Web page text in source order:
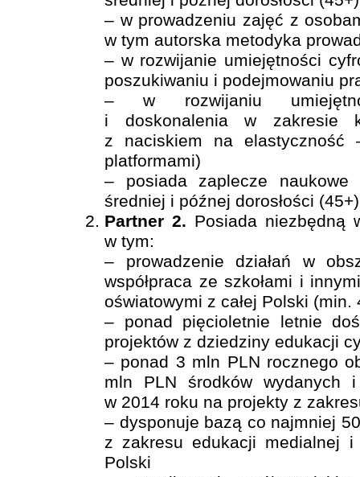
– w prowadzeniu zajęć z
w tym autorska metodyka
– w rozwijanie umiejętności
poszukiwaniu i podejmowaniu
– w rozwijaniu
i doskonalenia w zakresie
z naciskiem na elastyczność
platformami)
– posiada zaplecze
średniej i późnej dorosłości (45+)
Partner 2. Posiada niezbędną
w tym:
– prowadzenie działań w
współpraca ze szkołami i
oświatowymi z całej Polski
– ponad pięcioletnie letnie
projektów z dziedziny edukacji
– ponad 3 mln PLN rocznego
mln PLN środków wydanych
w 2014 roku na projekty z
– dysponuje bazą co najmniej
z zakresu edukacji medialnej i
Polski